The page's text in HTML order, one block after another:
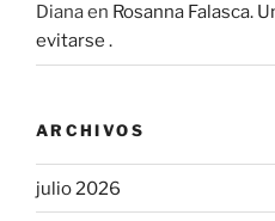
Dianaen Rosanna Falasca.
evitarse .
ARCHIVOS
julio 2026